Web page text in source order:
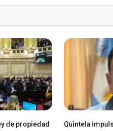
de propiedad
Quintela